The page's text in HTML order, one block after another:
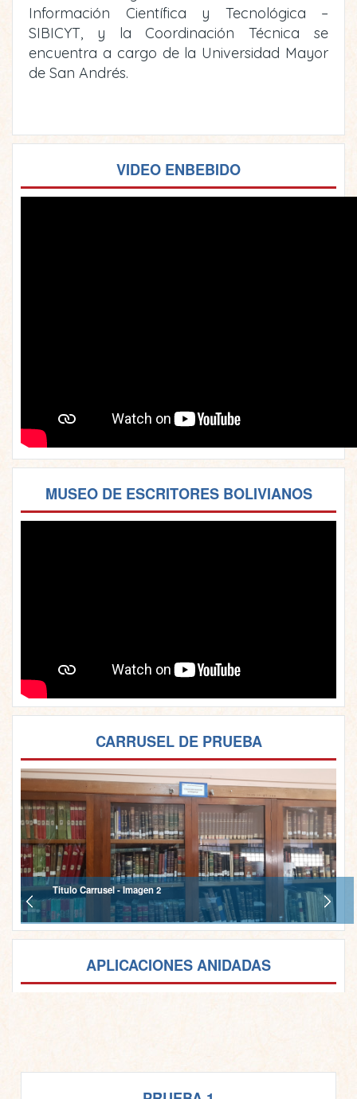
Información Científica y Tecnológica –
SIBICYT, y la Coordinación Técnica se
encuentra a cargo de la Universidad Mayor
de San Andrés.
VIDEO ENBEBIDO
MUSEO DE ESCRITORES BOLIVIANOS
CARRUSEL DE PRUEBA
Titulo Carrusel - Imagen 2
APLICACIONES ANIDADAS